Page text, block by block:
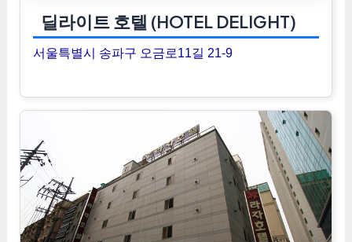
딜라이트 호텔 (HOTEL DELIGHT)
서울특별시 송파구 오금로11길 21-9